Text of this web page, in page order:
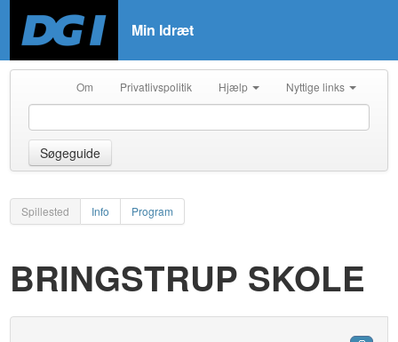
Min Idræt
Om Privatlivspolitik Hjælp Nyttige links
Søgeguide
Spillested Info Program
BRINGSTRUP SKOLE